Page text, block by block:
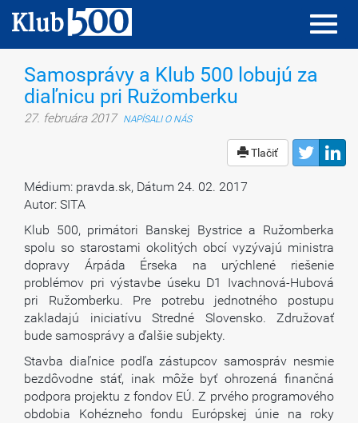
Samosprávy a Klub 500 lobujú za
diaľnicu pri Ružomberku
27. februára 2017 NAPÍSALI O NÁS
Tlačiť
Médium: pravda.sk, Dátum 24. 02. 2017
Autor: SITA
Klub 500, primátori Banskej Bystrice a Ružomberka
spolu so starostami okolitých obcí vyzývajú ministra
dopravy Árpáda Érseka na urýchlené riešenie
problémov pri výstavbe úseku D1 Ivachnová-Hubová
pri Ružomberku. Pre potrebu jednotného postupu
zakladajú iniciatívu Stredné Slovensko. Združovať
bude samosprávy a ďalšie subjekty.
Stavba diaľnice podľa zástupcov samospráv nesmie
bezdôvodne stáť, inak môže byť ohrozená finančná
podpora projektu z fondov EÚ. Z prvého programového
obdobia Kohézneho fondu Európskej únie na roky